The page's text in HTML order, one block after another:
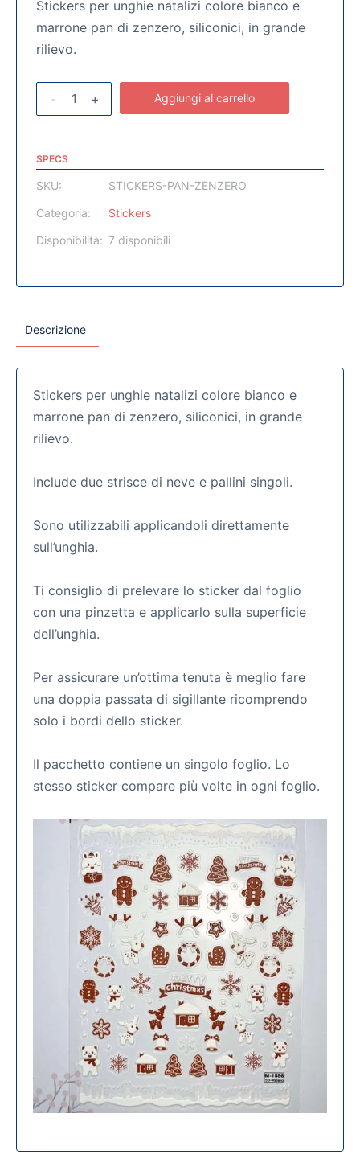
Stickers per unghie natalizi colore bianco e
marrone pan di zenzero, siliconici, in grande
rilievo.
- + Aggiungi al carrello
SPECS
SKU:
STICKERS-PAN-ZENZERO
Categoria:
Stickers
Disponibilità: 7 disponibili
Descrizione
Stickers per unghie natalizi colore bianco e
marrone pan di zenzero, siliconici, in grande
rilievo.
Include due strisce di neve e pallini singoli.
Sono utilizzabili applicandoli direttamente
sull’unghia.
Ti consiglio di prelevare lo sticker dal foglio
con una pinzetta e applicarlo sulla superficie
dell’unghia.
Per assicurare un’ottima tenuta è meglio fare
una doppia passata di sigillante ricomprendo
solo i bordi dello sticker.
Il pacchetto contiene un singolo foglio. Lo
stesso sticker compare più volte in ogni foglio.